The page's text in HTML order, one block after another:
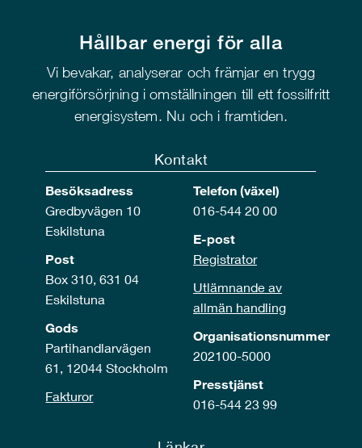
Hållbar energi för alla
Vi bevakar, analyserar och främjar en trygg
energiförsörjning i omställningen till ett fossilfritt
energisystem. Nu och i framtiden.
Kontakt
Besöksadress
Gredbyvägen 10
Eskilstuna
Post
Box 310, 631 04
Eskilstuna
Gods
Partihandlarvägen
61, 12044 Stockholm
Fakturor
Telefon (växel)
016-544 20 00
E-post
Registrator
Utlämnande av
allmän handling
Organisationsnummer
202100-5000
Presstjänst
016-544 23 99